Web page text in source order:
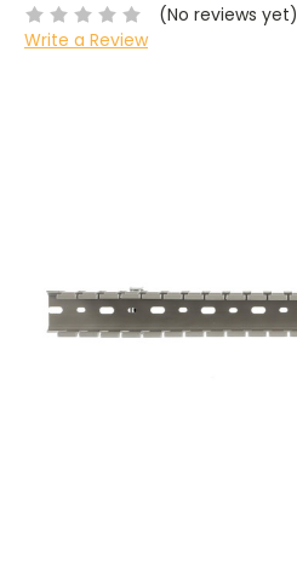
(No reviews yet)
Write a Review